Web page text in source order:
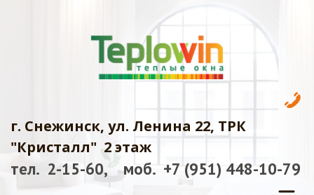
г. Снежинск, ул. Ленина 22, ТРК
"Кристалл"  2 этаж
тел.  2-15-60,    моб.  +7 (951) 448-10-79